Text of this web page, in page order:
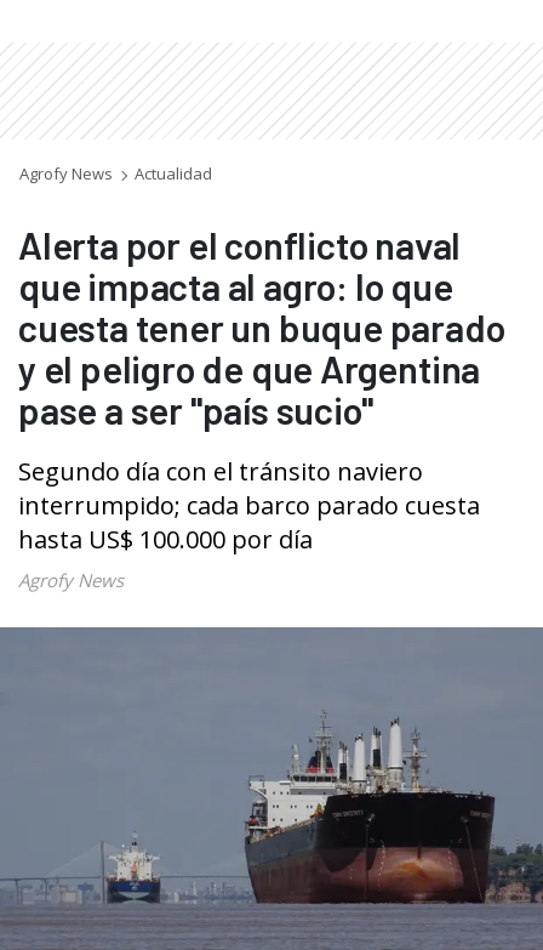
Agrofy News Actualidad
Alerta por el conflicto naval
que impacta al agro: lo que
cuesta tener un buque parado
y el peligro de que Argentina
pase a ser "país sucio"
Segundo día con el tránsito naviero
interrumpido; cada barco parado cuesta
hasta US$ 100.000 por día
Agrofy News